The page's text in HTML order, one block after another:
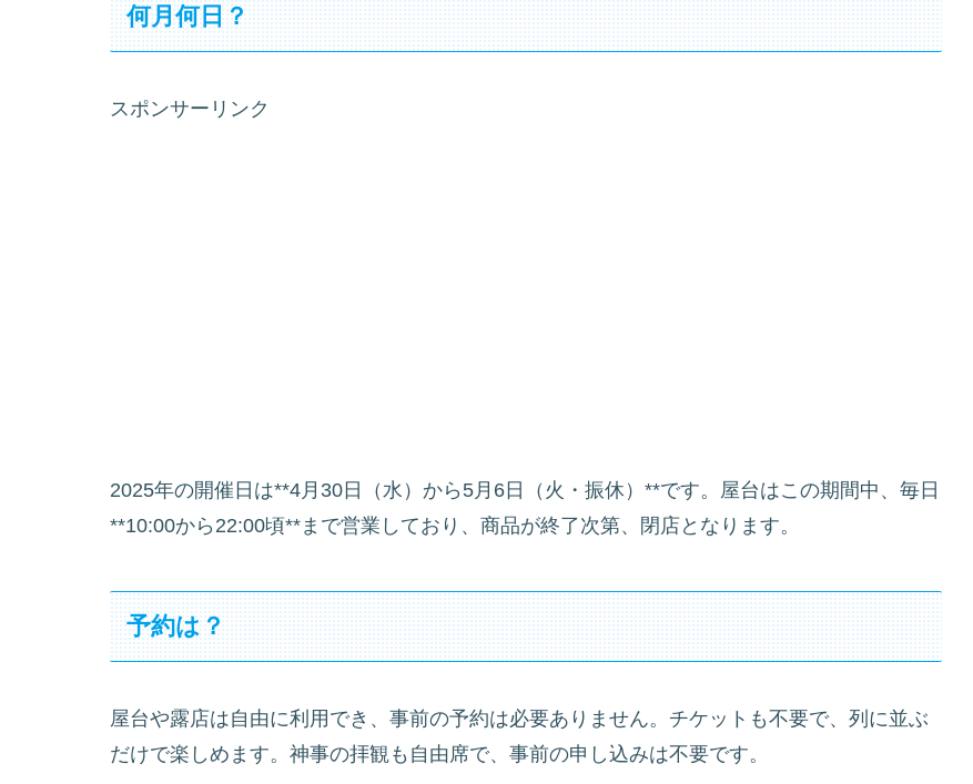
何月何日？
スポンサーリンク
2025年の開催日は**4月30日（水）から5月6日（火・振休）**です。屋台はこの期間中、毎日
**10:00から22:00頃**まで営業しており、商品が終了次第、閉店となります。
予約は？
屋台や露店は自由に利用でき、事前の予約は必要ありません。チケットも不要で、列に並ぶ
だけで楽しめます。神事の拝観も自由席で、事前の申し込みは不要です。